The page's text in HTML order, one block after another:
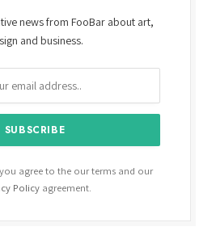
news from FooBar about art,
and business.
agree to the our terms and our
Policyagreement.